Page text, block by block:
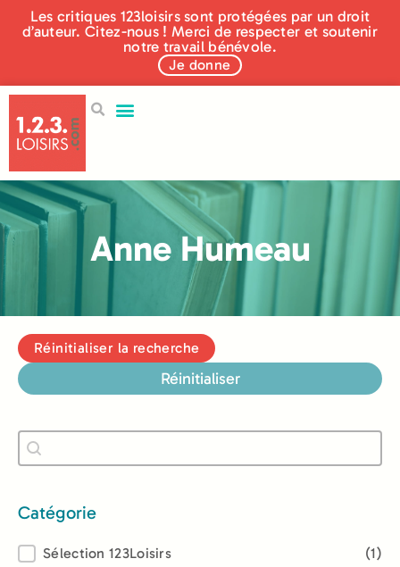
Les critiques 123loisirs sont protégées par un droit
d’auteur. Citez-nous ! Merci de respecter et soutenir
notre travail bénévole.
Je donne
Anne Humeau
Réinitialiser la recherche
Réinitialiser
Recherche
Rechercher
Catégorie
Catégorie
Sélection 123Loisirs (1)